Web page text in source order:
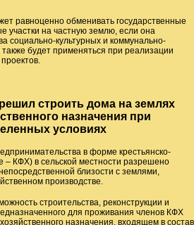
равноценно обменивать государственные
участки на частную землю, если она
социально-культурных и коммунально-
будет применяться при реализации
строить дома на землях
назначения при
условиях
в форме крестьянско-
– КФХ) в сельской местности разрешено
близости с землями,
производстве.
строительства, реконструкции и
для проживания членов КФХ
назначения, входящем в состав